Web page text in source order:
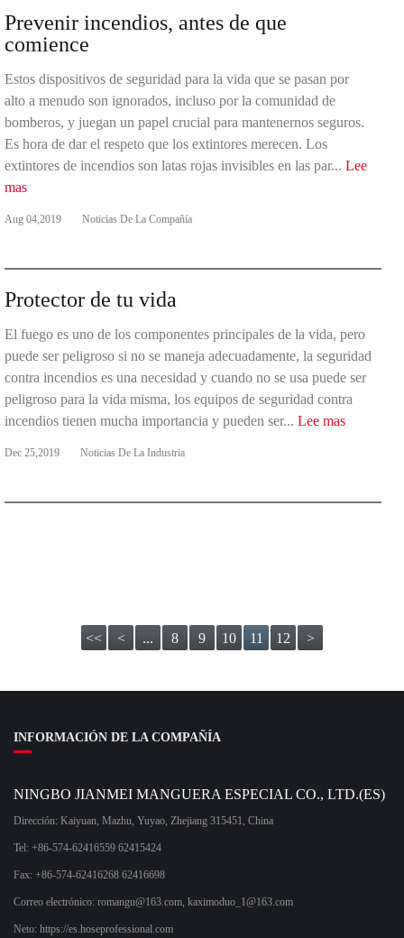
Prevenir incendios, antes de que
comience
Estos dispositivos de seguridad para la vida que se pasan por
alto a menudo son ignorados, incluso por la comunidad de
bomberos, y juegan un papel crucial para mantenernos seguros.
Es hora de dar el respeto que los extintores merecen. Los
extintores de incendios son latas rojas invisibles en las par... Lee
mas
Aug 04,2019 Noticias De La Compañía
Protector de tu vida
El fuego es uno de los componentes principales de la vida, pero
puede ser peligroso si no se maneja adecuadamente, la seguridad
contra incendios es una necesidad y cuando no se usa puede ser
peligroso para la vida misma, los equipos de seguridad contra
incendios tienen mucha importancia y pueden ser... Lee mas
Dec 25,2019 Noticias De La Industria
<< < ... 8 9 10 11 12 >
INFORMACIÓN DE LA COMPAÑÍA
NINGBO JIANMEI MANGUERA ESPECIAL CO., LTD.(ES)
Dirección: Kaiyuan, Mazhu, Yuyao, Zhejiang 315451, China
Tel: +86-574-62416559 62415424
Fax: +86-574-62416268 62416698
Correo electrónico: romangu@163.com, kaximoduo_1@163.com
Neto: https://es.hoseprofessional.com